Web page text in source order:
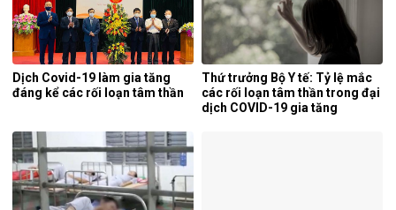
Dịch Covid-19 làm gia tăng
đáng kể các rối loạn tâm thần
Thứ trưởng Bộ Y tế: Tỷ lệ mắc
các rối loạn tâm thần trong đại
dịch COVID-19 gia tăng